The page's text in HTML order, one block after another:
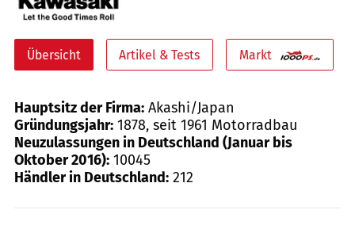
Übersicht Artikel & Tests Markt
Hauptsitz der Firma: Akashi/Japan
Gründungsjahr: 1878, seit 1961 Motorradbau
Neuzulassungen in Deutschland (Januar bis
Oktober 2016): 10045
Händler in Deutschland: 212